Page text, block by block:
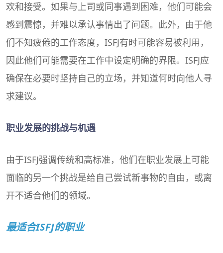
欢和接受。如果与上司或同事遇到困难，他们可能会
感到震惊，并难以承认事情出了问题。此外，由于他
们不知疲倦的工作态度，ISFJ有时可能容易被利用，
因此他们可能需要在工作中设定明确的界限。ISFJ应
确保在必要时坚持自己的立场，并知道何时向他人寻
求建议。
职业发展的挑战与机遇
由于ISFJ强调传统和高标准，他们在职业发展上可能
面临的另一个挑战是给自己尝试新事物的自由，或离
开不适合他们的领域。
最适合ISFJ的职业